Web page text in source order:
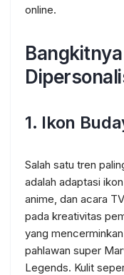
online.
1. Ikon
Salah satu tren
adalah adaptasi
anime, dan acara
pada kreativitas
yang
pahlawan super
Legends. Kulit